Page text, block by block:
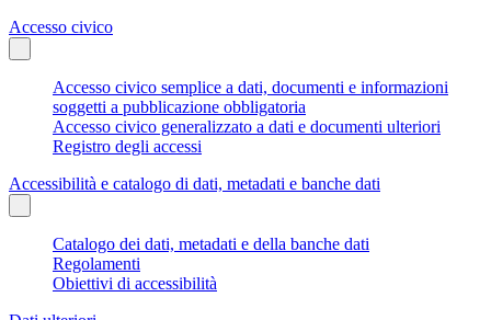
Accesso civico
Accesso civico semplice a dati, documenti e informazioni
soggetti a pubblicazione obbligatoria
Accesso civico generalizzato a dati e documenti ulteriori
Registro degli accessi
Accessibilità e catalogo di dati, metadati e banche dati
Catalogo dei dati, metadati e della banche dati
Regolamenti
Obiettivi di accessibilità